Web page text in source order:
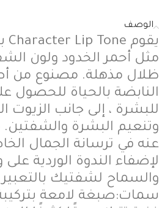
الوصف
يقوم
مثل أحمر الخدود ولون
ظلال مذهلة. مصنوع من
النابضة بالحياة للحصول
للبشرة ، إلى جانب الزيوت
وتنعيم البشرة والشفتين.
عنه في ترسانة الجمال
لإضفاء الندوة الوردية على
والسماح لشفتيك بالتعبير
سمات:صبغة لامعة